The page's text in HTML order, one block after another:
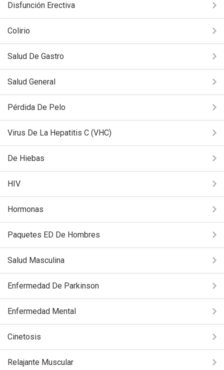
Disfunción Erectiva
Colirio
Salud De Gastro
Salud General
Pérdida De Pelo
Virus De La Hepatitis C (VHC)
De Hiebas
HIV
Hormonas
Paquetes ED De Hombres
Salud Masculina
Enfermedad De Parkinson
Enfermedad Mental
Cinetosis
Relajante Muscular